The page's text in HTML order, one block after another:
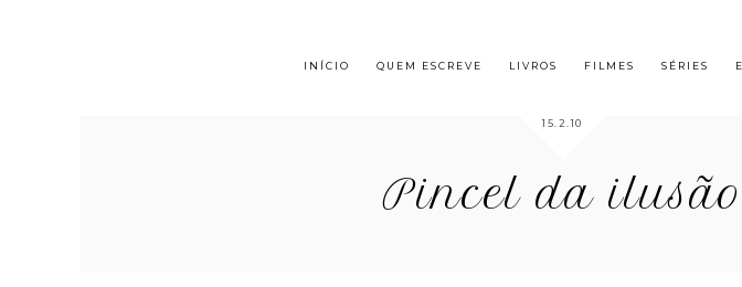
INÍCIO QUEM ESCREVE LIVROS FILMES SÉRIES
15.2.10
Pincel da ilusão